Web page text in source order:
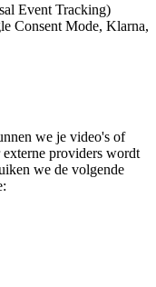
Event Tracking)
Consent Mode, Klarna,
we je video's of
providers wordt
we de volgende